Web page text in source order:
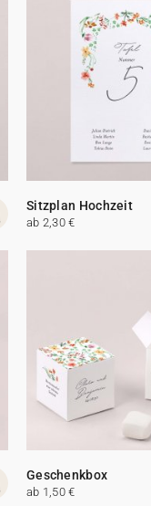
Sitzplan Hochzeit
ab 2,30 €
Geschenkbox
ab 1,50 €